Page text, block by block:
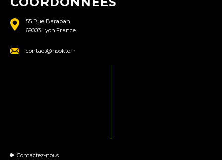
55 Rue Baraban
69003 Lyon France
contact@hookto.fr
Contactez-nous